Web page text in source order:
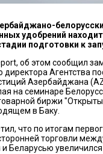
удобрений
подготовки к
об этом сообщил
директора Агентства
Азербайджана
на семинаре
биржи
в Баку.
что по итогам
торговли
Беларусью